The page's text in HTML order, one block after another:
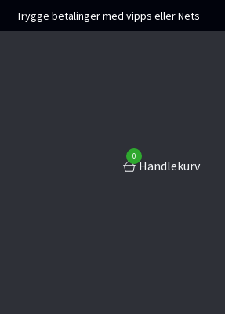
Trygge betalinger med vipps eller Nets
0
Handlekurv